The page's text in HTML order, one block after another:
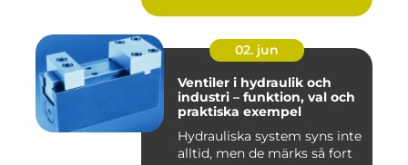
02. jun
Ventiler i hydraulik och
industri – funktion, val och
praktiska exempel
Hydrauliska system syns inte
alltid, men de märks så fort